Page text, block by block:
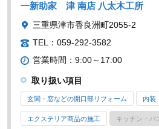
一新助家 津 南店 八太木工所
三重県津市香良洲町2055-2
TEL：059-292-3582
営業時間：9:00～17:00
取り扱い項目
玄関・窓などの開口部リフォーム 内装
エクステリア商品の施工 キッチン・バ